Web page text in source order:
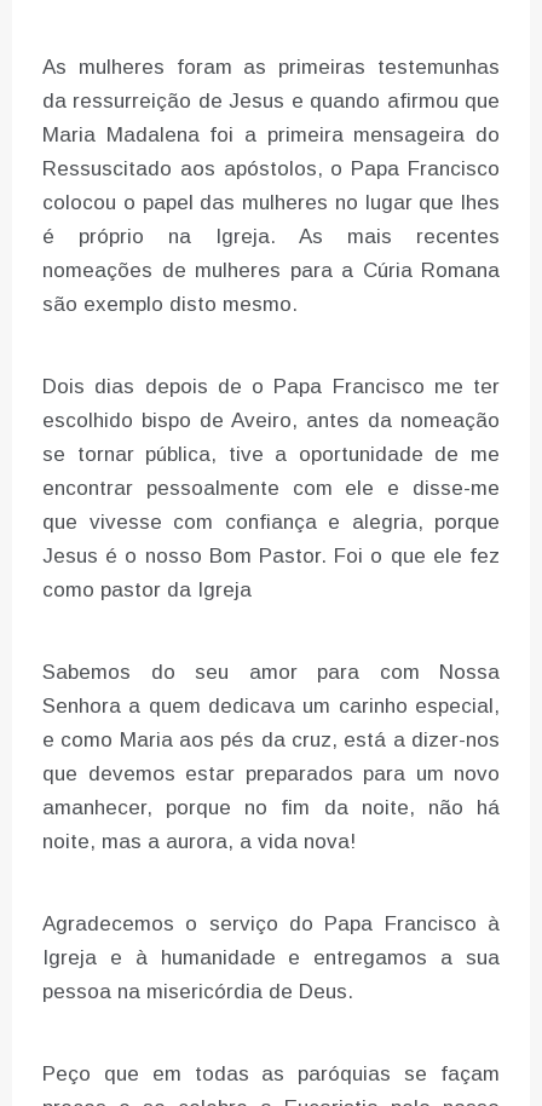
As mulheres foram as primeiras testemunhas
da ressurreição de Jesus e quando afirmou que
Maria Madalena foi a primeira mensageira do
Ressuscitado aos apóstolos, o Papa Francisco
colocou o papel das mulheres no lugar que lhes
é próprio na Igreja. As mais recentes
nomeações de mulheres para a Cúria Romana
são exemplo disto mesmo.
Dois dias depois de o Papa Francisco me ter
escolhido bispo de Aveiro, antes da nomeação
se tornar pública, tive a oportunidade de me
encontrar pessoalmente com ele e disse-me
que vivesse com confiança e alegria, porque
Jesus é o nosso Bom Pastor. Foi o que ele fez
como pastor da Igreja
Sabemos do seu amor para com Nossa
Senhora a quem dedicava um carinho especial,
e como Maria aos pés da cruz, está a dizer-nos
que devemos estar preparados para um novo
amanhecer, porque no fim da noite, não há
noite, mas a aurora, a vida nova!
Agradecemos o serviço do Papa Francisco à
Igreja e à humanidade e entregamos a sua
pessoa na misericórdia de Deus.
Peço que em todas as paróquias se façam